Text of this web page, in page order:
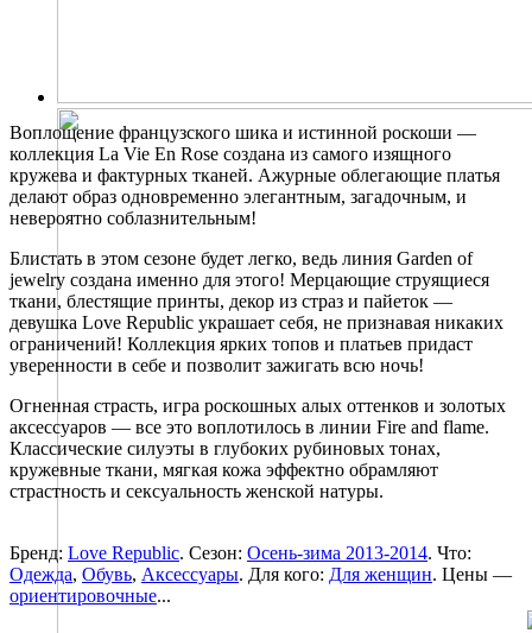
Воплощение французского шика и истинной роскоши —
коллекция La Vie En Rose создана из самого изящного
кружева и фактурных тканей. Ажурные облегающие платья
делают образ одновременно элегантным, загадочным, и
невероятно соблазнительным!
Блистать в этом сезоне будет легко, ведь линия Garden of
jewelry создана именно для этого! Мерцающие струящиеся
ткани, блестящие принты, декор из страз и пайеток —
девушка Love Republic украшает себя, не признавая никаких
ограничений! Коллекция ярких топов и платьев придаст
уверенности в себе и позволит зажигать всю ночь!
Огненная страсть, игра роскошных алых оттенков и золотых
аксессуаров — все это воплотилось в линии Fire and flame.
Классические силуэты в глубоких рубиновых тонах,
кружевные ткани, мягкая кожа эффектно обрамляют
страстность и сексуальность женской натуры.
Бренд: Love Republic. Сезон: Осень-зима 2013-2014. Что:
Одежда, Обувь, Аксессуары. Для кого: Для женщин. Цены —
ориентировочные...